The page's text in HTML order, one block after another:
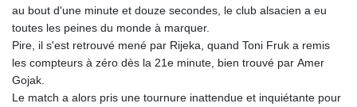
au bout d'une minute et douze secondes, le club alsacien a eu
toutes les peines du monde à marquer.
Pire, il s'est retrouvé mené par Rijeka, quand Toni Fruk a remis
les compteurs à zéro dès la 21e minute, bien trouvé par Amer
Gojak.
Le match a alors pris une tournure inattendue et inquiétante pour